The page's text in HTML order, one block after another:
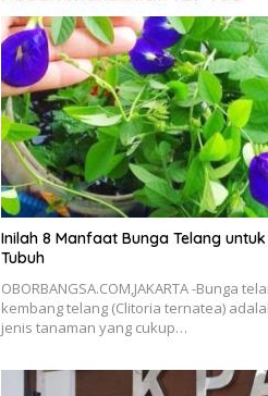
Inilah 8 Manfaat Bunga Telang
Tubuh
OBORBANGSA.COM,JAKARTA -Bunga
kembang telang (Clitoria ternatea)
jenis tanaman yang cukup…